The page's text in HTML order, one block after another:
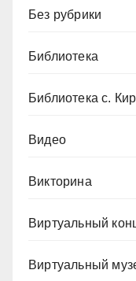
Без рубрики
Библиотека
Библиотека с.
Видео
Викторина
Виртуальный
Виртуальный